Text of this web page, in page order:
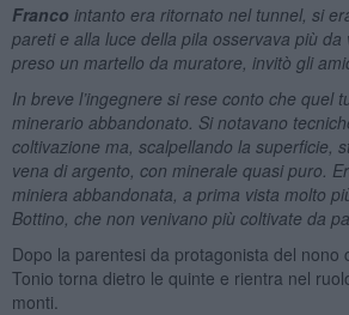
Franco intanto era ritornato nel tunnel, si
pareti e alla luce della pila osservava più da
preso un martello da muratore, invitò gli
In breve l’ingegnere si rese conto che quel
minerario abbandonato. Si notavano
coltivazione ma, scalpellando la superficie,
vena di argento, con minerale quasi puro.
miniera abbandonata, a prima vista molto
Bottino, che non venivano più coltivate da
Dopo la parentesi da protagonista del nono
Tonio torna dietro le quinte e rientra nel
monti.